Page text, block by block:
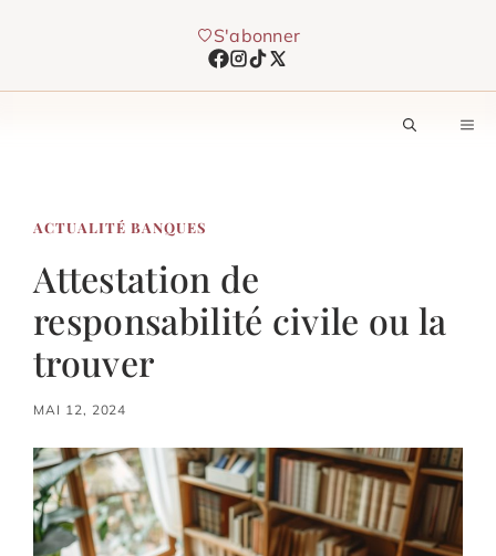
S'abonner
ACTUALITÉ BANQUES
Attestation de
responsabilité civile ou la
trouver
MAI 12, 2024